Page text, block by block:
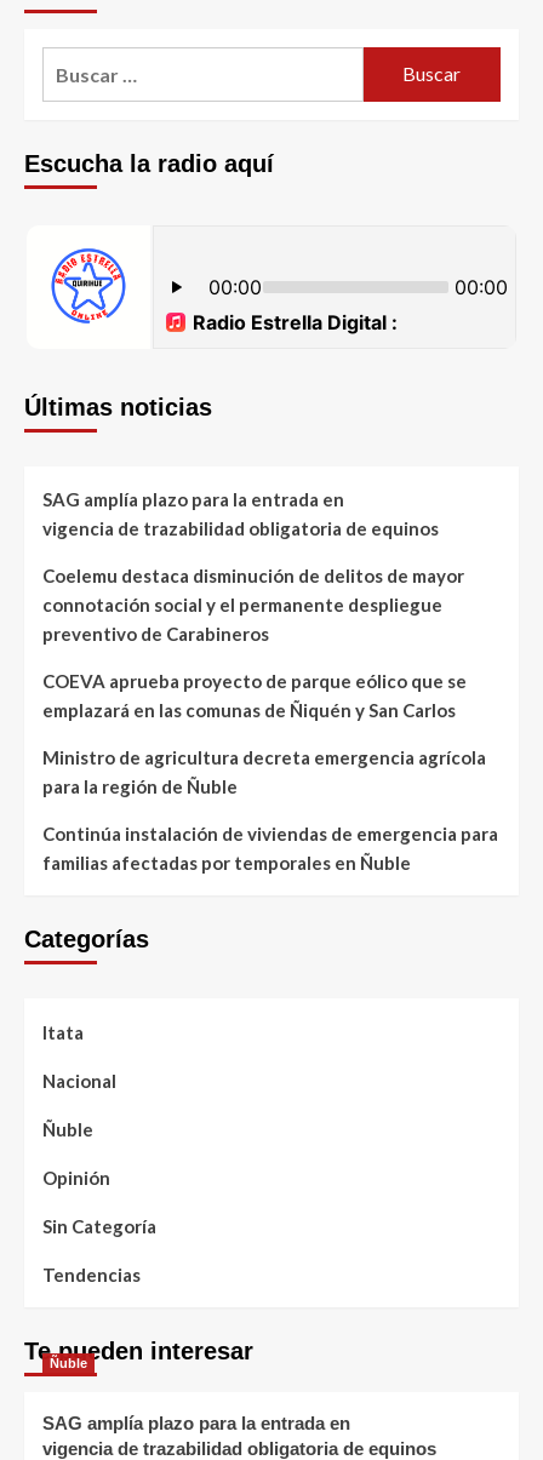
Escucha la radio aquí
Últimas noticias
SAG amplía plazo para la entrada en
vigencia de trazabilidad obligatoria de equinos
Coelemu destaca disminución de delitos de mayor
connotación social y el permanente despliegue
preventivo de Carabineros
COEVA aprueba proyecto de parque eólico que se
emplazará en las comunas de Ñiquén y San Carlos
Ministro de agricultura decreta emergencia agrícola
para la región de Ñuble
Continúa instalación de viviendas de emergencia para
familias afectadas por temporales en Ñuble
Categorías
Itata
Nacional
Ñuble
Opinión
Sin Categoría
Tendencias
Te pueden interesar
Ñuble
SAG amplía plazo para la entrada en
vigencia de trazabilidad obligatoria de equinos